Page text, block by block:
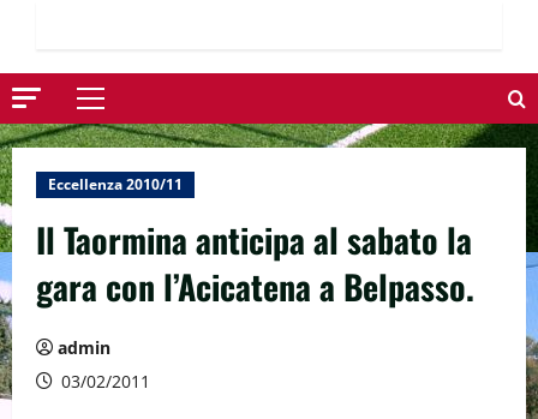
Menu
principale
Eccellenza 2010/11
Il Taormina anticipa al sabato la
gara con l’Acicatena a Belpasso.
admin
03/02/2011